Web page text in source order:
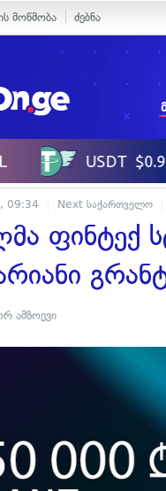
მოწმობა ძებნა
09:34 Next საქართველო
ფინტექ
ამზოევი